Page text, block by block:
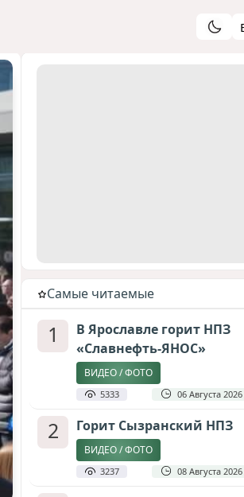
Cамые читаемые
1
В Ярославле горит НПЗ
«Славнефть-ЯНОС»
ВИДЕО / ФОТО
5333 06 Августа
2 Горит Сызранский НПЗ
ВИДЕО / ФОТО
3237 08 Августа